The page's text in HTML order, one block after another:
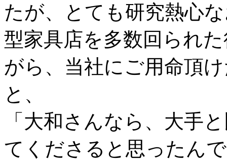
たが、とても研究熱心
型家具店を多数回られ
がら、当社にご用命頂
と、
「大和さんなら、大手
てくださると思ったん